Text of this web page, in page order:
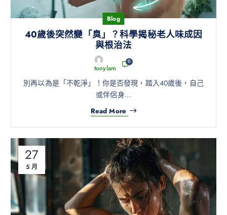
Blog
40歲後突然變「臭」？科學揭秘老人味成因
與根治法
tonylam
0
別再以為是「不乾淨」！你是否發現，踏入40歲後，自己
或伴侶身…
Read More
27
5 月